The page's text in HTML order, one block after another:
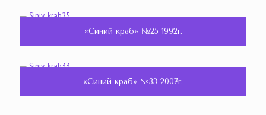
«Синий краб» №25 1992г.
«Синий краб» №33 2007г.